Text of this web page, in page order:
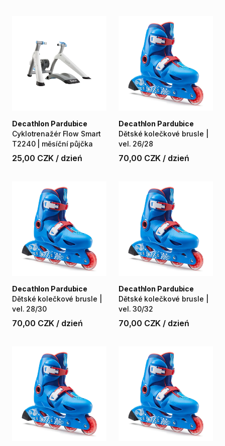
Cyklotrenažér Flow Smart
T2240
měsíční půjčka
Decathlon Pardubice
25,00 CZK / dzień
Dětské kolečkové brusle
vel. 26​​​/​​​28
Decathlon Pardubice
70,00 CZK / dzień
Dětské kolečkové brusle
vel. 28​​/​​30
Decathlon Pardubice
70,00 CZK / dzień
Dětské kolečkové brusle
vel. 30​​/​​32
Decathlon Pardubice
70,00 CZK / dzień